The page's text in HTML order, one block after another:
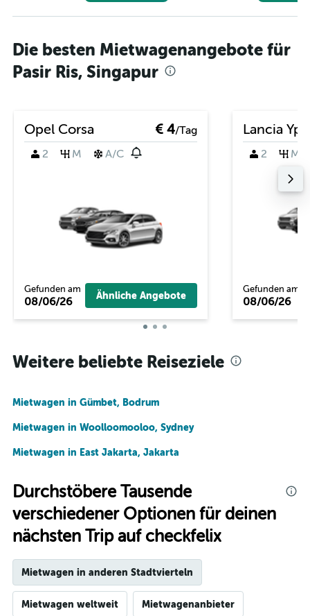
Die besten Mietwagenangebote für
Pasir Ris, Singapur
Opel Corsa € 4/Tag
2
M A/C
Gefunden am
08/06/26 Ähnliche Angebote
Lancia
2 M
Gefunden am
08/06/26
Weitere beliebte Reiseziele
Mietwagen in Gümbet, Bodrum
Mietwagen in Woolloomooloo, Sydney
Mietwagen in East Jakarta, Jakarta
Durchstöbere Tausende
verschiedener Optionen für deinen
nächsten Trip auf checkfelix
Mietwagen in anderen Stadtvierteln
Mietwagen weltweit Mietwagenanbieter